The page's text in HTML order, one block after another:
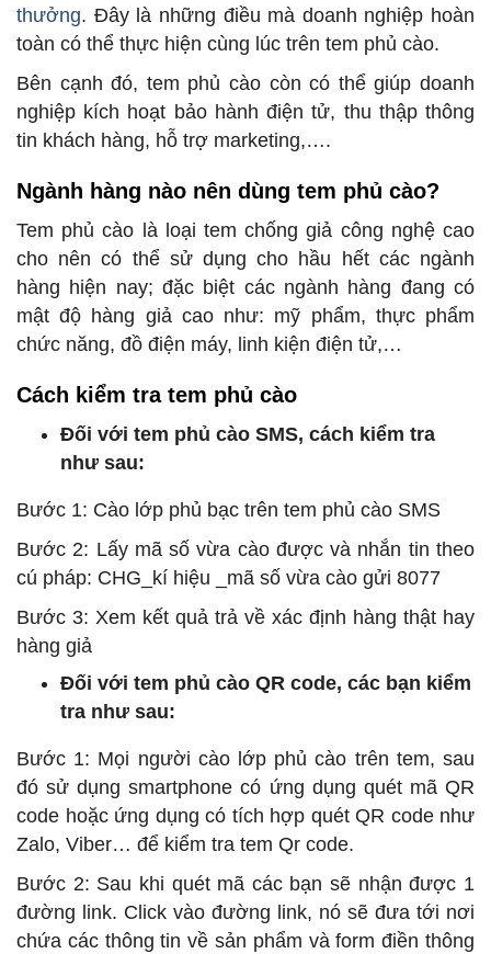
thưởng. Đây là những điều mà doanh nghiệp hoàn
toàn có thể thực hiện cùng lúc trên tem phủ cào.
Bên cạnh đó, tem phủ cào còn có thể giúp doanh
nghiệp kích hoạt bảo hành điện tử, thu thập thông
tin khách hàng, hỗ trợ marketing,….
Ngành hàng nào nên dùng tem phủ cào?
Tem phủ cào là loại tem chống giả công nghệ cao
cho nên có thể sử dụng cho hầu hết các ngành
hàng hiện nay; đặc biệt các ngành hàng đang có
mật độ hàng giả cao như: mỹ phẩm, thực phẩm
chức năng, đồ điện máy, linh kiện điện tử,…
Cách kiểm tra tem phủ cào
Đối với tem phủ cào SMS, cách kiểm tra
như sau:
Bước 1: Cào lớp phủ bạc trên tem phủ cào SMS
Bước 2: Lấy mã số vừa cào được và nhắn tin theo
cú pháp: CHG_kí hiệu _mã số vừa cào gửi 8077
Bước 3: Xem kết quả trả về xác định hàng thật hay
hàng giả
Đối với tem phủ cào QR code, các bạn kiểm
tra như sau:
Bước 1: Mọi người cào lớp phủ cào trên tem, sau
đó sử dụng smartphone có ứng dụng quét mã QR
code hoặc ứng dụng có tích hợp quét QR code như
Zalo, Viber… để kiểm tra tem Qr code.
Bước 2: Sau khi quét mã các bạn sẽ nhận được 1
đường link. Click vào đường link, nó sẽ đưa tới nơi
chứa các thông tin về sản phẩm và form điền thông